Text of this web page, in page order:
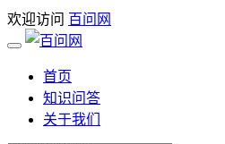
欢迎访问 百问网
首页
知识问答
关于我们